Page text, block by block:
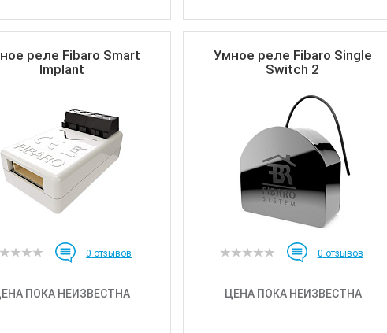
реле Fibaro Smart
Implant
0 отзывов
ПОКА НЕИЗВЕСТНА
Умное реле Fibaro Single
Switch 2
0 отзывов
ЦЕНА ПОКА НЕИЗВЕСТНА